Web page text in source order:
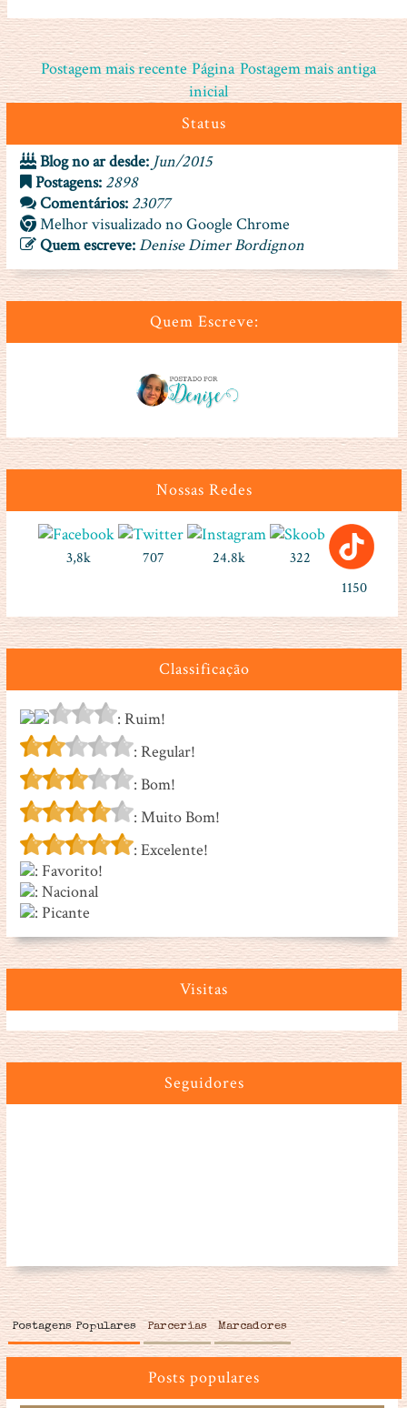
Postagem mais recente Postagem mais antiga
Página
inicial
Status
Blog no ar desde: Jun/2015
Postagens: 2898
Comentários: 23077
Melhor visualizado no Google Chrome
Quem escreve:Denise Dimer Bordignon
Quem Escreve:
Nossas Redes
3,8k 707 24.8k
322
1150
Classificação
: Ruim!
: Regular!
: Bom!
: Muito Bom!
: Excelente!
: Favorito!
: Nacional
: Picante
Visitas
Seguidores
Postagens Populares Parcerias Marcadores
Posts populares